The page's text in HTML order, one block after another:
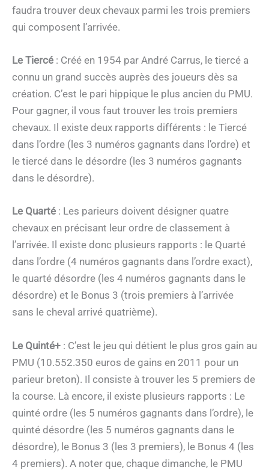
faudra trouver deux chevaux parmi les trois premiers
qui composent l’arrivée.
Le Tiercé : Créé en 1954 par André Carrus, le tiercé a
connu un grand succès auprès des joueurs dès sa
création. C’est le pari hippique le plus ancien du PMU.
Pour gagner, il vous faut trouver les trois premiers
chevaux. Il existe deux rapports différents : le Tiercé
dans l’ordre (les 3 numéros gagnants dans l’ordre) et
le tiercé dans le désordre (les 3 numéros gagnants
dans le désordre).
Le Quarté : Les parieurs doivent désigner quatre
chevaux en précisant leur ordre de classement à
l’arrivée. Il existe donc plusieurs rapports : le Quarté
dans l’ordre (4 numéros gagnants dans l’ordre exact),
le quarté désordre (les 4 numéros gagnants dans le
désordre) et le Bonus 3 (trois premiers à l’arrivée
sans le cheval arrivé quatrième).
Le Quinté+ : C’est le jeu qui détient le plus gros gain au
PMU (10.552.350 euros de gains en 2011 pour un
parieur breton). Il consiste à trouver les 5 premiers de
la course. Là encore, il existe plusieurs rapports : Le
quinté ordre (les 5 numéros gagnants dans l’ordre), le
quinté désordre (les 5 numéros gagnants dans le
désordre), le Bonus 3 (les 3 premiers), le Bonus 4 (les
4 premiers). A noter que, chaque dimanche, le PMU